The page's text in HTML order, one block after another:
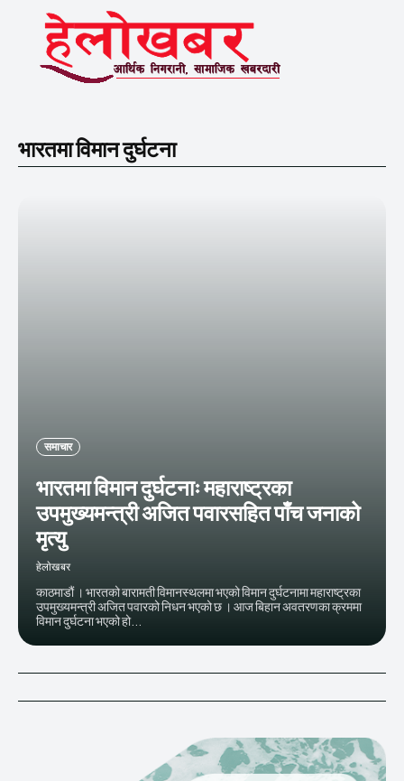
भारतमा विमान दुर्घटना
समाचार
भारतमा विमान दुर्घटनाः महाराष्ट्रका
उपमुख्यमन्त्री अजित पवारसहित पाँच जनाको
मृत्यु
हेलाेखबर
काठमाडौं । भारतको बारामती विमानस्थलमा भएको विमान दुर्घटनामा महाराष्ट्रका
उपमुख्यमन्त्री अजित पवारको निधन भएको छ । आज बिहान अवतरणका क्रममा
विमान दुर्घटना भएको हो...